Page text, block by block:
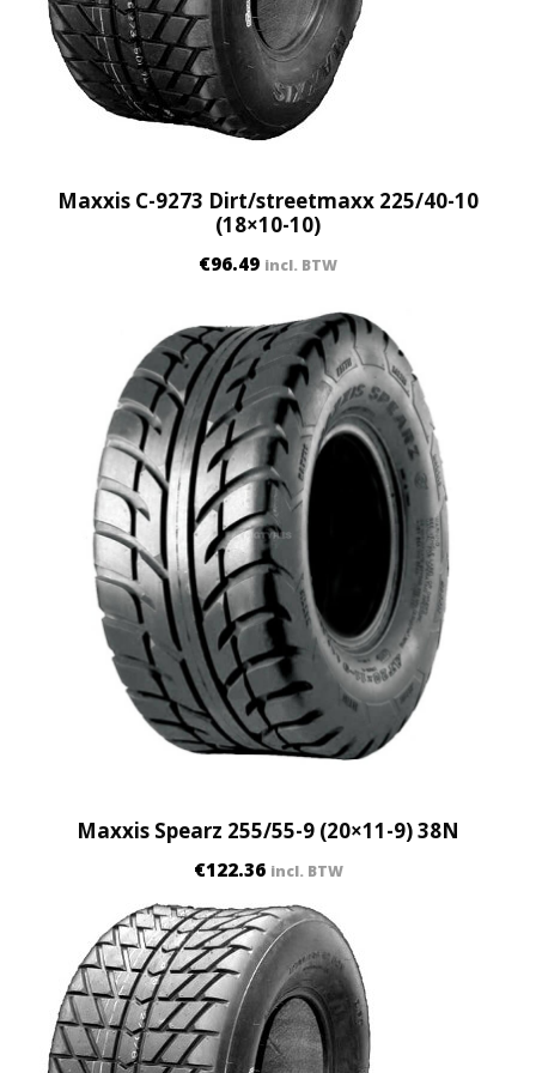
Maxxis C-9273 Dirt/streetmaxx 225/40-10
(18×10-10)
€96.49 incl. BTW
Maxxis Spearz 255/55-9 (20×11-9) 38N
€122.36 incl. BTW